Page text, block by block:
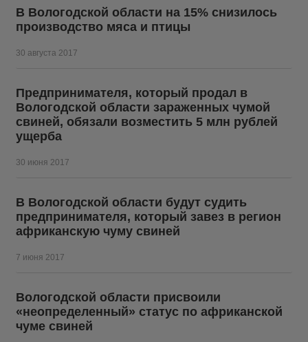
В Вологодской области на 15% снизилось
производство мяса и птицы
30 августа 2017
Предпринимателя, который продал в
Вологодской области зараженных чумой
свиней, обязали возместить 5 млн рублей
ущерба
30 июня 2017
В Вологодской области будут судить
предпринимателя, который завез в регион
африканскую чуму свиней
7 июня 2017
Вологодской области присвоили
«неопределенный» статус по африканской
чуме свиней